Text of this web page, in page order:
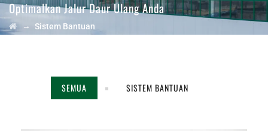
Optimalkan Jalur Daur Ulang Anda
→ Sistem Bantuan
SEMUA SISTEM BANTUAN